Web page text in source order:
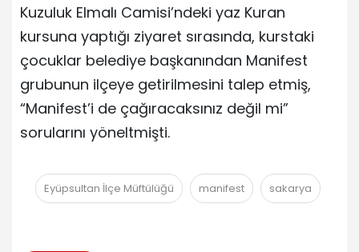
Kuzuluk Elmalı Camisi’ndeki yaz Kuran
kursuna yaptığı ziyaret sırasında, kurstaki
çocuklar belediye başkanından Manifest
grubunun ilçeye getirilmesini talep etmiş,
“Manifest’i de çağıracaksınız değil mi”
sorularını yöneltmişti.
Eyüpsultan İlçe Müftülüğü manifest sakarya